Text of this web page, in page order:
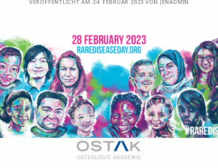
VERÖFFENTLICHT AM 24. FEBRUAR 2023 VON JENADMIN